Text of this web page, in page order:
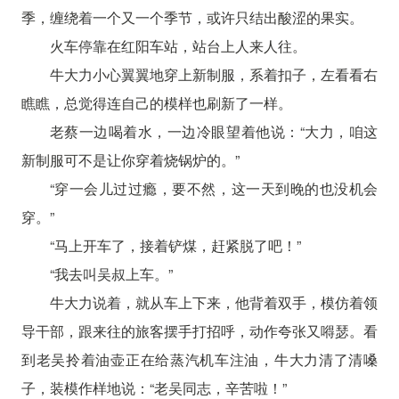
季，缠绕着一个又一个季节，或许只结出酸涩的果实。
火车停靠在红阳车站，站台上人来人往。
牛大力小心翼翼地穿上新制服，系着扣子，左看看右
瞧瞧，总觉得连自己的模样也刷新了一样。
老蔡一边喝着水，一边冷眼望着他说：“大力，咱这
新制服可不是让你穿着烧锅炉的。”
“穿一会儿过过瘾，要不然，这一天到晚的也没机会
穿。”
“马上开车了，接着铲煤，赶紧脱了吧！”
“我去叫吴叔上车。”
牛大力说着，就从车上下来，他背着双手，模仿着领
导干部，跟来往的旅客摆手打招呼，动作夸张又嘚瑟。看
到老吴拎着油壶正在给蒸汽机车注油，牛大力清了清嗓
子，装模作样地说：“老吴同志，辛苦啦！”